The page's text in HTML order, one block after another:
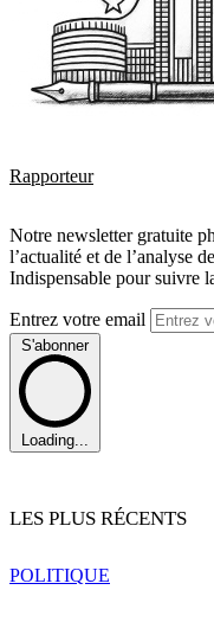
Rapporteur
Notre newsletter gratuite
l’actualité et de l’analyse
Indispensable pour suivre
Entrez votre email
S'abonner
Loading...
LES PLUS RÉCENTS
POLITIQUE